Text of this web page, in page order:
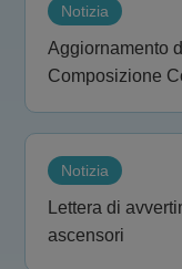
Notizia
Aggiornamento
Composizione
Notizia
Lettera di
ascensori